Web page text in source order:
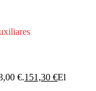
€.151,30€El